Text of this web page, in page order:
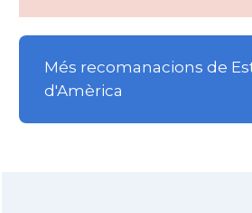
Més recomanacions de
d'Amèrica